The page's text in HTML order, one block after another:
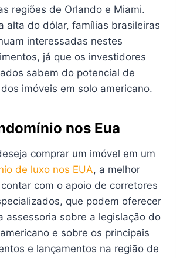
regiões de Orlando e Miami.
alta do dólar, famílias brasileiras
interessadas nestes
já que os investidores
sabem do potencial de
imóveis em solo americano.
nos Eua
comprar um imóvel em um
de luxo nos EUA, a melhor
com o apoio de corretores
que podem oferecer
assessoria sobre a legislação do
e sobre os principais
e lançamentos na região de